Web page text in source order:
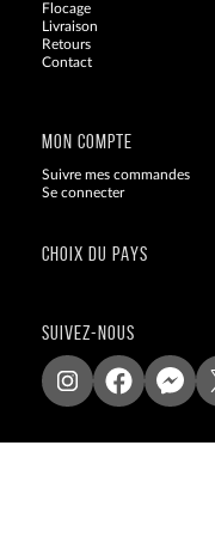
Flocage
Livraison
Retours
Contact
MON COMPTE
Suivre mes commandes
Se connecter
CHOIX DU PAYS
SUIVEZ-NOUS